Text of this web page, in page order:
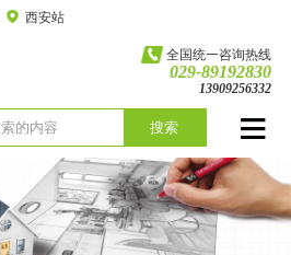
西安站
全国统一咨询热线
029-89192830
13909256332
搜索